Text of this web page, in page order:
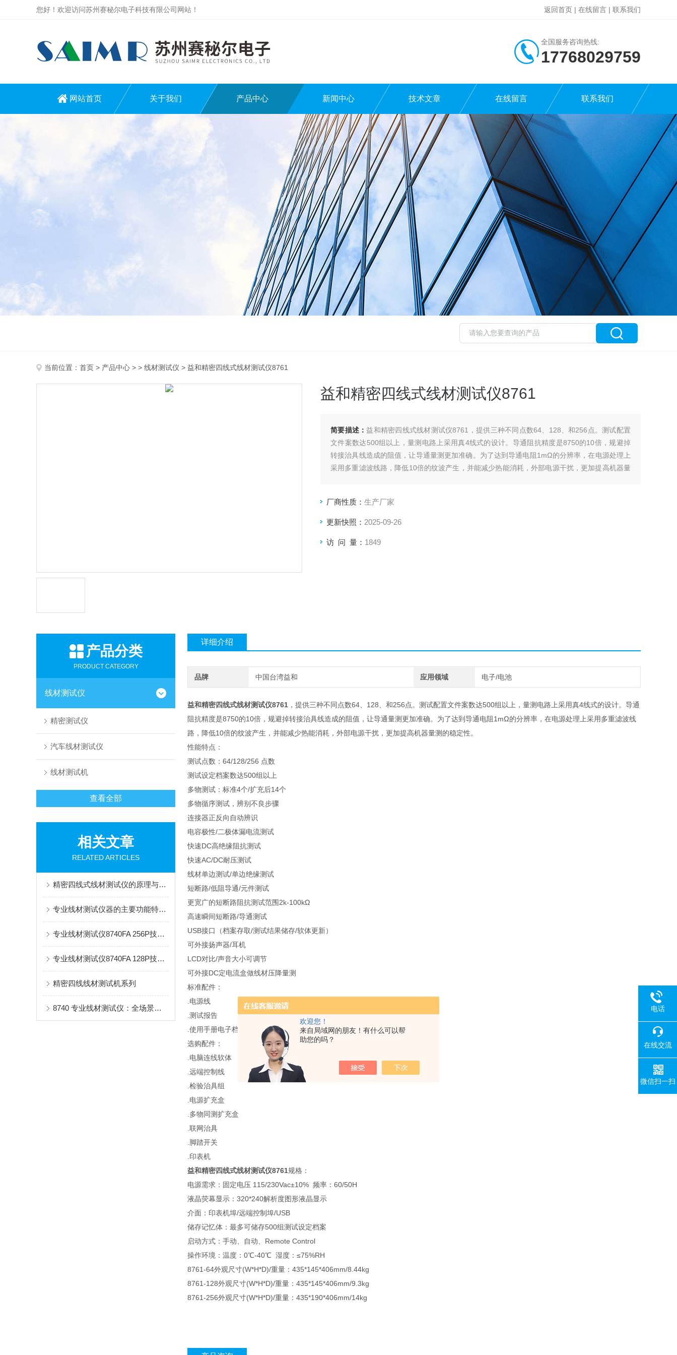
欢迎您！
来自局域网的朋友！有什么可以帮
助您的吗？
您好！欢迎访问苏州赛秘尔电子科技有限公司网站！ 返回首页 | 在线留言 | 联系我们
全国服务咨询热线:
17768029759
网站首页 关于我们 产品中心 新闻中心 技术文章 在线留言 联系我们
当前位置： 首页 > 产品中心 > > 线材测试仪 > 益和精密四线式线材测试仪8761
益和精密四线式线材测试仪8761
简要描述：益和精密四线式线材测试仪8761，提供三种不同点数64、128、和256点。测试配置
文件案数达500组以上，量测电路上采用真4线式的设计。导通阻抗精度是8750的10倍，规避掉
转接治具线造成的阻值，让导通量测更加准确。为了达到导通电阻1mΩ的分辨率，在电源处理上
采用多重滤波线路，降低10倍的纹波产生，并能减少热能消耗，外部电源干扰，更加提高机器量
厂商性质： 生产厂家
更新快照： 2025-09-26
访 问 量： 1849
产品分类
PRODUCT CATEGORY
线材测试仪
精密测试仪
汽车线材测试仪
线材测试机
查看全部
相关文章
RELATED ARTICLES
精密四线式线材测试仪的原理与导通电阻检测应用
专业线材测试仪器的主要功能特点介绍
专业线材测试仪8740FA 256P技术参数
专业线材测试仪8740FA 128P技术参数
精密四线线材测试机系列
8740 专业线材测试仪：全场景线束质量检测的高性能解决方案
详细介绍
品牌 中国台湾益和 应用领域 电子/电池
益和精密四线式线材测试仪8761 ，提供三种不同点数64、128、和256点。测试配置文件案数达500组以上，量测电路上采用真4线式的设计。导通
阻抗精度是8750的10倍，规避掉转接治具线造成的阻值，让导通量测更加准确。为了达到导通电阻1mΩ的分辨率，在电源处理上采用多重滤波线
路，降低10倍的纹波产生，并能减少热能消耗，外部电源干扰，更加提高机器量测的稳定性。
性能特点：
测试点数：64/128/256 点数
测试设定档案数达500组以上
多物测试：标准4个/扩充后14个
多物循序测试，辨别不良步骤
连接器正反向自动辨识
电容极性/二极体漏电流测试
快速DC高绝缘阻抗测试
快速AC/DC耐压测试
线材单边测试/单边绝缘测试
短断路/低阻导通/元件测试
更宽广的短断路阻抗测试范围2k-100kΩ
高速瞬间短断路/导通测试
USB接口（档案存取/测试结果储存/软体更新）
可外接扬声器/耳机
LCD对比/声音大小可调节
可外接DC定电流盒做线材压降量测
标准配件：
.电源线
.测试报告
.使用手册电子档光碟-电子线（AK-8600F2）-探棒
选购配件：
.电脑连线软体
.远端控制线
.检验治具组
.电源扩充盒
.多物同测扩充盒
.联网治具
.脚踏开关
.印表机
益和精密四线式线材测试仪8761规格：
电源需求：固定电压 115/230Vac±10% 频率：60/50H
液晶荧幕显示：320*240解析度图形液晶显示
介面：印表机埠/远端控制埠/USB
储存记忆体：最多可储存500组测试设定档案
启动方式：手动、自动、Remote Control
操作环境：温度：0℃-40℃ 湿度：≤75%RH
8761-64外观尺寸(W*H*D)/重量：435*145*406mm/8.44kg
8761-128外观尺寸(W*H*D)/重量：435*145*406mm/9.3kg
8761-256外观尺寸(W*H*D)/重量：435*190*406mm/14kg
电话
在线交流
微信扫一扫